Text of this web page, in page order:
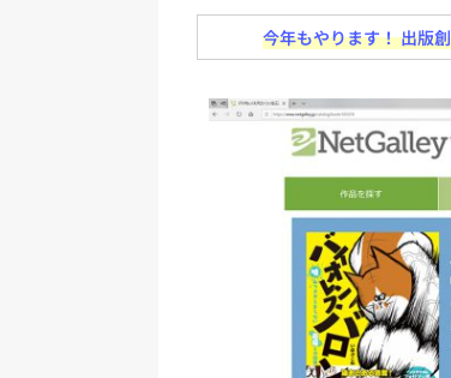
[ 2026年7月30日 ]
刊出版ニュースま
[ 2026年7月29日 ]
とめ 2026.07.29
[ 2026年8月6日 ]
[ 2026年8月5日 ]
ースまとめ
今年もやります！ 出版